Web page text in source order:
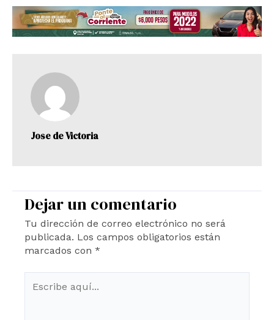
Jose de Victoria
Dejar un comentario
Tu dirección de correo electrónico no será
publicada. Los campos obligatorios están
marcados con *
aquí...